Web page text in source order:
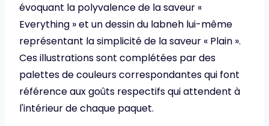
évoquant la polyvalence de la saveur «
Everything » et un dessin du labneh lui-même
représentant la simplicité de la saveur « Plain ».
Ces illustrations sont complétées par des
palettes de couleurs correspondantes qui font
référence aux goûts respectifs qui attendent à
l'intérieur de chaque paquet.